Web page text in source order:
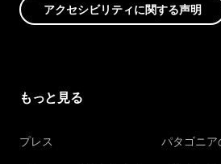
アクセシビリティに関する声明
もっと見る
プレス パタゴニア